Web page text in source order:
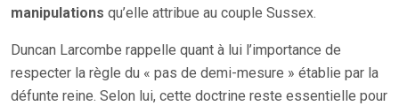
manipulations qu’elle attribue au couple Sussex.
Duncan Larcombe rappelle quant à lui l’importance de
respecter la règle du « pas de demi-mesure » établie par la
défunte reine. Selon lui, cette doctrine reste essentielle pour